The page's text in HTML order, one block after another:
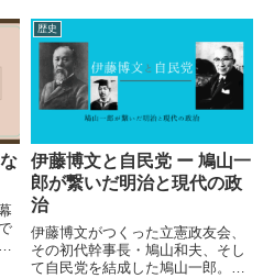
歴史
伊藤博文と自民党 ー 鳩山一
郎が繋いだ明治と現代の政
治
伊藤博文がつくった立憲政友会、
その初代幹事長・鳩山和夫、そし
て自民党を結成した鳩山一郎。明